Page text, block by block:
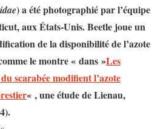
) a été photographié par l’équipe
aux États-Unis. Beetle joue un
de la disponibilité de l’azote
le montre « dans »Les
scarabée modifient l’azote
« , une étude de Lienau,